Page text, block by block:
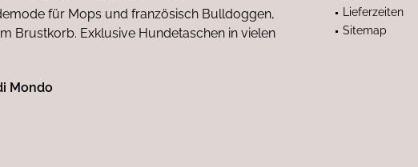
für Mops und französisch Bulldoggen,
Brustkorb. Exklusive Hundetaschen in vielen
Mondo
Lieferzeiten
Sitemap